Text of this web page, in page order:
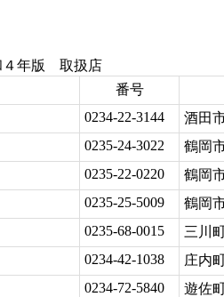
膳改訂令和４年版
番号
0234-22-3144
酒田
0235-24-3022
鶴岡
0235-22-0220
鶴岡
0235-25-5009
鶴岡
0235-68-0015
三川
0234-42-1038
庄内
0234-72-5840
遊佐